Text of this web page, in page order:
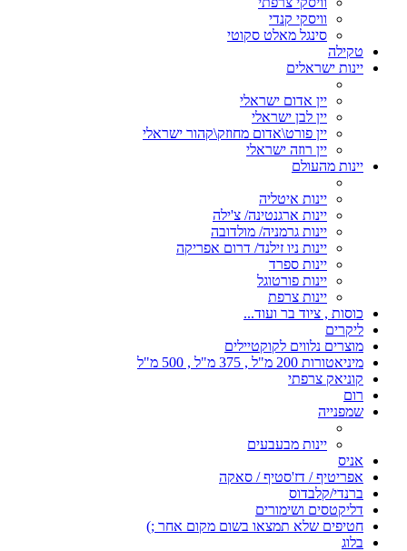
וויסקי קנדי
סינגל מאלט סקוטי
טקילה
יינות ישראלים
יין אדום ישראלי
יין לבן ישראלי
יין פורט\אדום מחוזק\קהור ישראלי
יין רוזה ישראלי
יינות מהעולם
יינות איטליה
יינות ארגנטינה/ צ'ילה
יינות גרמניה/ מולדובה
יינות ניו זילנד/ דרום אפריקה
יינות ספרד
יינות פורטוגל
יינות צרפת
כוסות , ציוד בר ועוד...
ליקרים
מוצרים נלווים לקוקטיילים
מיניאטורות 200 מ"ל , 375 מ"ל , 500 מ"ל
קוניאק צרפתי
רום
שמפנייה
יינות מבעבעים
אניס
אפריטיף / דז'סטיף / סאקה
ברנדי/קלבדוס
דליקטסים ושימורים
חטיפים שלא תמצאו בשום מקום אחר ;)
בלוג